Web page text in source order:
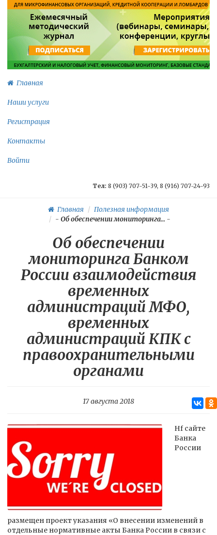
Главная
Наши услуги
Регистрация
Контакты
Войти
Тел: 8 (903) 707-51-39, 8 (916) 707-24-93
Главная
Полезная информация
- Об обеспечении мониторинга... -
Об обеспечении
мониторинга Банком
России взаимодействия
временных
администраций МФО,
временных
администраций КПК с
правоохранительными
органами
17 августа 2018
Нf сайте
Банка
России
размещен проект указания «О внесении изменений в
отдельные нормативные акты Банка России в связи с